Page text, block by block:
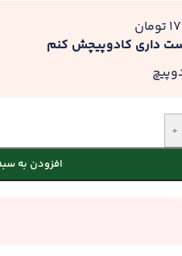
داری کادوپیچش کنم
+
افزودن به